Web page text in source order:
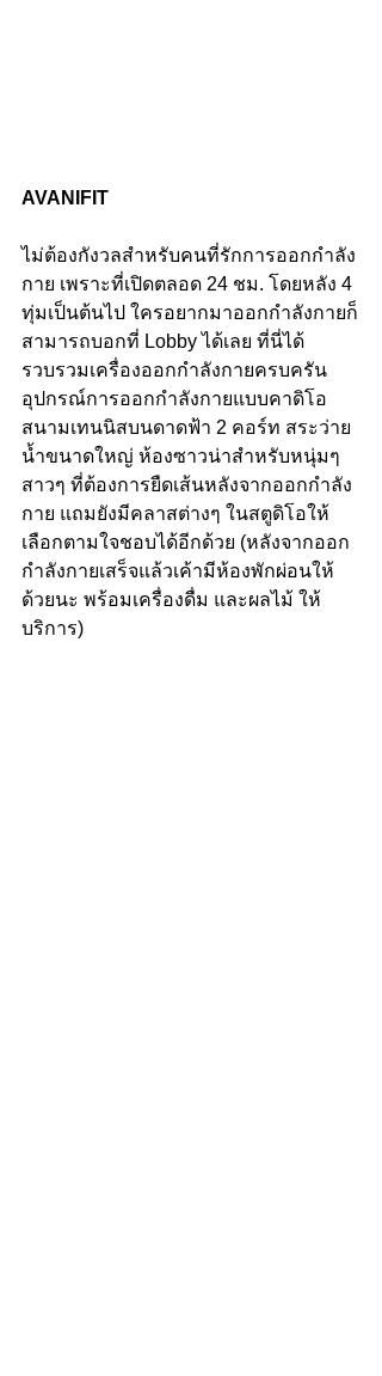
AVANIFIT
ไม่ต้องกังวลสำหรับคนที่รักการออกกำลัง
กาย เพราะที่เปิดตลอด 24 ชม. โดยหลัง 4
ทุ่มเป็นต้นไป ใครอยากมาออกกำลังกายก็
สามารถบอกที่ Lobby ได้เลย ที่นี่ได้
รวบรวมเครื่องออกกำลังกายครบครัน
อุปกรณ์การออกกำลังกายแบบคาดิโอ
สนามเทนนิสบนดาดฟ้า 2 คอร์ท สระว่าย
น้ำขนาดใหญ่ ห้องซาวน่าสำหรับหนุ่มๆ
สาวๆ ที่ต้องการยืดเส้นหลังจากออกกำลัง
กาย แถมยังมีคลาสต่างๆ ในสตูดิโอให้
เลือกตามใจชอบได้อีกด้วย (หลังจากออก
กำลังกายเสร็จแล้วเค้ามีห้องพักผ่อนให้
ด้วยนะ พร้อมเครื่องดื่ม และผลไม้ ให้
บริการ)